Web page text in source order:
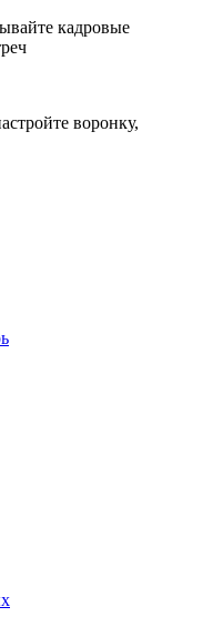
кадровые
воронку,